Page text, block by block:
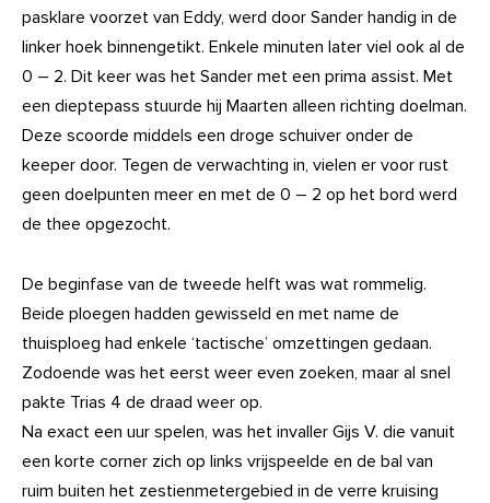
pasklare voorzet van Eddy, werd door Sander handig in de
linker hoek binnengetikt. Enkele minuten later viel ook al de
0 – 2. Dit keer was het Sander met een prima assist. Met
een dieptepass stuurde hij Maarten alleen richting doelman.
Deze scoorde middels een droge schuiver onder de
keeper door. Tegen de verwachting in, vielen er voor rust
geen doelpunten meer en met de 0 – 2 op het bord werd
de thee opgezocht.
De beginfase van de tweede helft was wat rommelig.
Beide ploegen hadden gewisseld en met name de
thuisploeg had enkele ‘tactische’ omzettingen gedaan.
Zodoende was het eerst weer even zoeken, maar al snel
pakte Trias 4 de draad weer op.
Na exact een uur spelen, was het invaller Gijs V. die vanuit
een korte corner zich op links vrijspeelde en de bal van
ruim buiten het zestienmetergebied in de verre kruising